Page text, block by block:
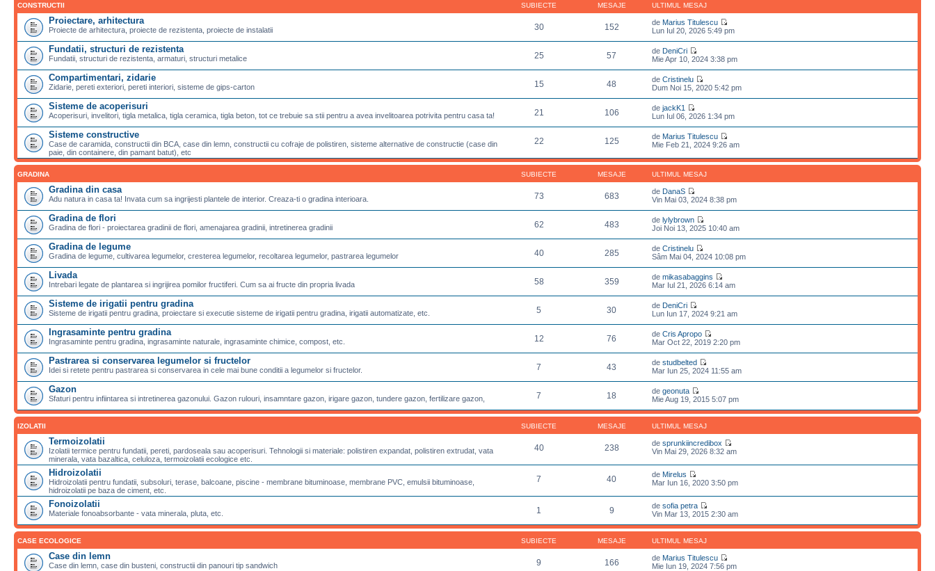
CONSTRUCTII SUBIECTE MESAJE ULTIMUL MESAJ
Proiectare, arhitectura
Proiecte de arhitectura, proiecte de rezistenta, proiecte de instalatii 30 152 de Marius Titulescu
Lun Iul 20, 2026 5:49 pm
Fundatii, structuri de rezistenta
Fundatii, structuri de rezistenta, armaturi, structuri metalice 25 57 de DeniCri
Mie Apr 10, 2024 3:38 pm
Compartimentari, zidarie
Zidarie, pereti exteriori, pereti interiori, sisteme de gips-carton 15 48 deCristinelu
Dum Noi 15, 2020 5:42 pm
Sisteme de acoperisuri
Acoperisuri, invelitori, tigla metalica, tigla ceramica, tigla beton, tot ce trebuie sa stii pentru a avea invelitoarea potrivita pentru casa ta! 21 106 dejackK1
Lun Iul 06, 2026 1:34 pm
Sisteme constructive
Case de caramida, constructii din BCA, case din lemn, constructii cu cofraje de polistiren, sisteme alternative de constructie (case din
paie, din containere, din pamant batut), etc
22 125 de Marius Titulescu
Mie Feb 21, 2024 9:26 am
GRADINA SUBIECTE MESAJE ULTIMUL MESAJ
Gradina din casa
Adu natura in casa ta! Invata cum sa ingrijesti plantele de interior. Creaza-ti o gradina interioara. 73 683 de DanaS
Vin Mai 03, 2024 8:38 pm
Gradina de flori
Gradina de flori - proiectarea gradinii de flori, amenajarea gradinii, intretinerea gradinii 62 483 delylybrown
Joi Noi 13, 2025 10:40 am
Gradina de legume
Gradina de legume, cultivarea legumelor, cresterea legumelor, recoltarea legumelor, pastrarea legumelor 40 285 deCristinelu
Sâm Mai 04, 2024 10:08 pm
Livada
Intrebari legate de plantarea si ingrijirea pomilor fructiferi. Cum sa ai fructe din propria livada 58 359 demikasabaggins
Mar Iul 21, 2026 6:14 am
Sisteme de irigatii pentru gradina
Sisteme de irigatii pentru gradina, proiectare si executie sisteme de irigatii pentru gradina, irigatii automatizate, etc. 5 30 de DeniCri
Lun Iun 17, 2024 9:21 am
Ingrasaminte pentru gradina
Ingrasaminte pentru gradina, ingrasaminte naturale, ingrasaminte chimice, compost, etc. 12 76 deCris Apropo
Mar Oct 22, 2019 2:20 pm
Pastrarea si conservarea legumelor si fructelor
Idei si retete pentru pastrarea si conservarea in cele mai bune conditii a legumelor si fructelor. 7 43 destudbelted
Mar Iun 25, 2024 11:55 am
Gazon
Sfaturi pentru infiintarea si intretinerea gazonului. Gazon rulouri, insamntare gazon, irigare gazon, tundere gazon, fertilizare gazon, 7 18 degeonuta
Mie Aug 19, 2015 5:07 pm
IZOLATII SUBIECTE MESAJE ULTIMUL MESAJ
Termoizolatii
Izolatii termice pentru fundatii, pereti, pardoseala sau acoperisuri. Tehnologii si materiale: polistiren expandat, polistiren extrudat, vata
minerala, vata bazaltica, celuloza, termoizolatii ecologice etc.
40 238 desprunkiincredibox
Vin Mai 29, 2026 8:32 am
Hidroizolatii
Hidroizolatii pentru fundatii, subsoluri, terase, balcoane, piscine - membrane bituminoase, membrane PVC, emulsii bituminoase,
hidroizolatii pe baza de ciment, etc.
7 40 de Mirelus
Mar Iun 16, 2020 3:50 pm
Fonoizolatii
Materiale fonoabsorbante - vata minerala, pluta, etc. 1 9 desofia petra
Vin Mar 13, 2015 2:30 am
CASE ECOLOGICE SUBIECTE MESAJE ULTIMUL MESAJ
Case din lemn
Case din lemn, case din busteni, constructii din panouri tip sandwich 9 166 de Marius Titulescu
Mie Iun 19, 2024 7:56 pm